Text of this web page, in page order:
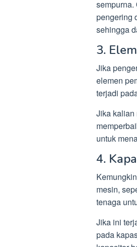
sempurna.
pengering
sehingga
3.
Jika
elemen
terjadi
Jika kalian
untuk
4.
mesin,
tenaga
Jika ini
pada